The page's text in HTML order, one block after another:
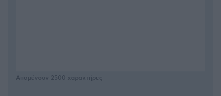
Απομένουν 2500 χαρακτήρες